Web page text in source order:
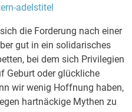
adelstitel
die Forderung nach einer
gut in ein solidarisches
bei dem sich Privilegien
Geburt oder glückliche
wir wenig Hoffnung haben,
hartnäckige Mythen zu